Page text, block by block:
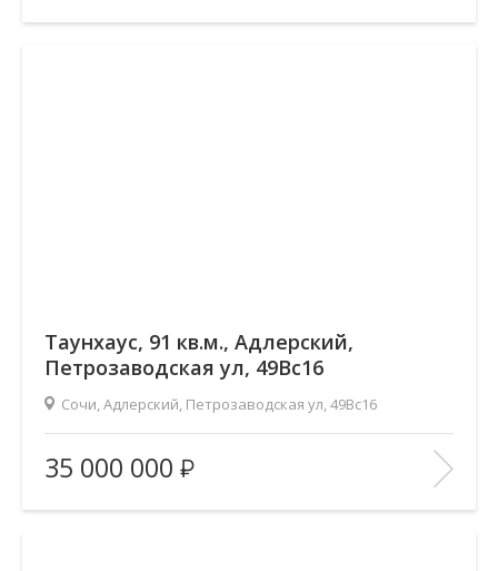
Этаж:
—/2
Таунхаус, 91 кв.м., Адлерский,
Петрозаводская ул, 49Вс16
Сочи, Адлерский, Петрозаводская ул, 49Вс16
Площадь(общ. /жил. /кухня), м2:
91.7/42/33
Количество комнат:
—
Этаж:
—/2
35 000 000